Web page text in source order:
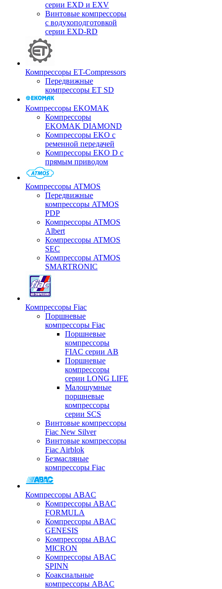
серии EXD и EXV
Винтовые компрессоры
с водухоподготовкой
серии EXD-RD
Компрессоры ET-Compressors
Передвижные
компрессоры ET SD
Компрессоры EKOMAK
Компрессоры
EKOMAK DIAMOND
Компрессоры EKO c
ременной передачей
Компрессоры EKO D с
прямым приводом
Компрессоры ATMOS
Передвижные
компрессоры ATMOS
PDP
Компрессоры ATMOS
Albert
Компрессоры ATMOS
SEC
Компрессоры ATMOS
SMARTRONIC
Компрессоры Fiac
Поршневые
компрессоры Fiac
Поршневые
компрессоры
FIAC серии AB
Поршневые
компрессоры
серии LONG LIFE
Малошумные
поршневые
компрессоры
серии SCS
Винтовые компрессоры
Fiac New Silver
Винтовые компрессоры
Fiac Airblok
Безмасляные
компрессоры Fiac
Компрессоры ABAC
Компрессоры ABAC
FORMULA
Компрессоры ABAC
GENESIS
Компрессоры ABAC
MICRON
Компрессоры ABAC
SPINN
Коаксиальные
компрессоры ABAC